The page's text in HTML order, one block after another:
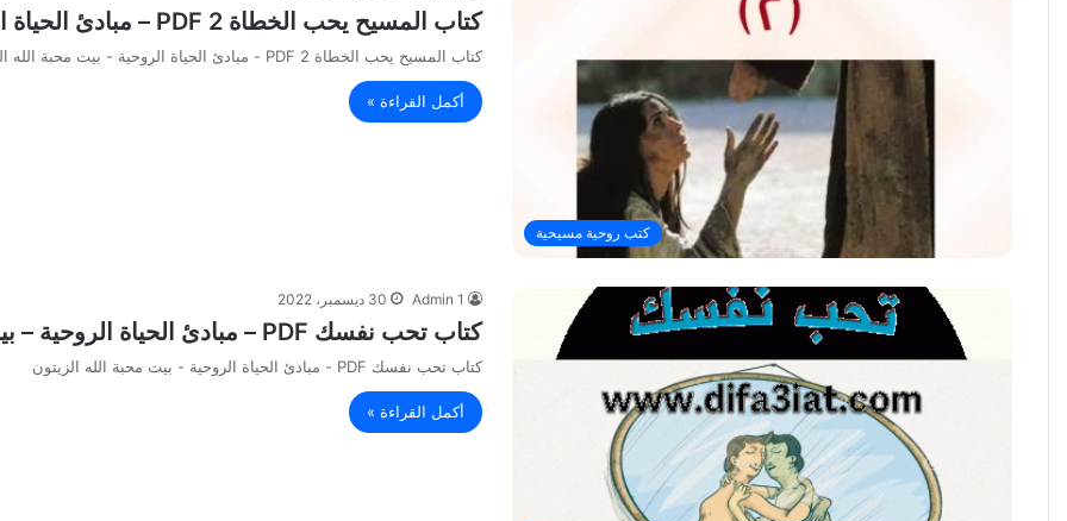
كتب روحية مسيحية
كتاب المسيح يحب الخطاة 2 PDF – مبادئ الحياة الروحية – بيت محبة الله الزيتون
كتاب المسيح يحب الخطاة 2 PDF - مبادئ الحياة الروحية - بيت محبة الله الزيتون
أكمل القراءة »
Admin 1 30 ديسمبر، 2022
كتاب تحب نفسك PDF – مبادئ الحياة الروحية – بيت محبة الله الزيتون
كتاب تحب نفسك PDF - مبادئ الحياة الروحية - بيت محبة الله الزيتون
أكمل القراءة »